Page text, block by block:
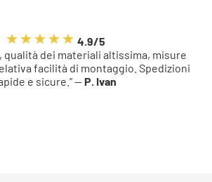
4.9/5
qualità dei materiali altissima, misure
facilità di montaggio. Spedizioni
e sicure.” — P. Ivan